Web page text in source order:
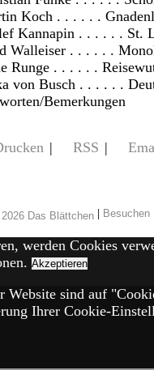
Koch . . . . . .
Kannapin . . . . . . St.
Walleiser . . . . . .
Runge . . . . . .
von Busch . . . . . .
Bemerkungen
| RSS |
|
werden Cookies
Akzeptieren
sind auf
Ihrer Cookie-